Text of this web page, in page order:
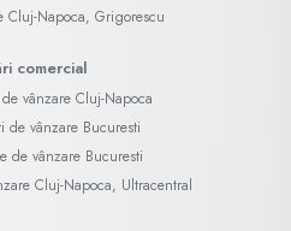
Cluj-Napoca, Grigorescu
comercial
vânzare Cluj-Napoca
de vânzare Bucuresti
de vânzare Bucuresti
Cluj-Napoca, Ultracentral